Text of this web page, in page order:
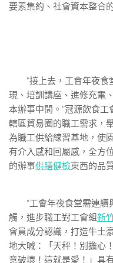
要素集約、社會資本整合
“接上去，工會年夜食
現、培訓講座、進修充電
本辦事中間。”冠源飲食
轄區貿易圈的職工需求，
為職工供給練習基地，使
有介入感和回屬感，全方
的辦事供膳健檢東西的品
“工會年夜食堂需連續
觸，進步職工對工會組新
會員成分認識，打造牛土
地大喊：「天秤！別擔心
意破壞！這就是愛！」具